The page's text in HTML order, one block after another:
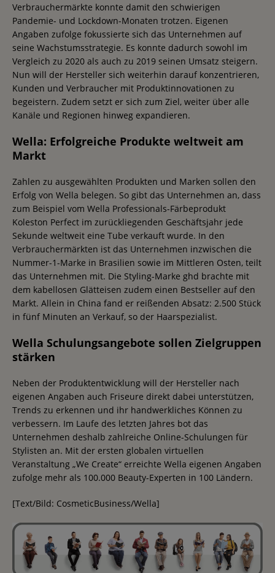
Verbrauchermärkte konnte damit den schwierigen
Pandemie- und Lockdown-Monaten trotzen. Eigenen
Angaben zufolge fokussierte sich das Unternehmen auf
seine Wachstumsstrategie. Es konnte dadurch sowohl im
Vergleich zu 2020 als auch zu 2019 seinen Umsatz steigern.
Nun will der Hersteller sich weiterhin darauf konzentrieren,
Kunden und Verbraucher mit Produktinnovationen zu
begeistern. Zudem setzt er sich zum Ziel, weiter über alle
Kanäle und Regionen hinweg expandieren.
Wella: Erfolgreiche Produkte weltweit am
Markt
Zahlen zu ausgewählten Produkten und Marken sollen den
Erfolg von Wella belegen. So gibt das Unternehmen an, dass
zum Beispiel vom Wella Professionals-Färbeprodukt
Koleston Perfect im zurückliegenden Geschäftsjahr jede
Sekunde weltweit eine Tube verkauft wurde. In den
Verbrauchermärkten ist das Unternehmen inzwischen die
Nummer-1-Marke in Brasilien sowie im Mittleren Osten, teilt
das Unternehmen mit. Die Styling-Marke ghd brachte mit
dem kabellosen Glätteisen zudem einen Bestseller auf den
Markt. Allein in China fand er reißenden Absatz: 2.500 Stück
in fünf Minuten an Verkauf, so der Haarspezialist.
Wella Schulungsangebote sollen Zielgruppen
stärken
Neben der Produktentwicklung will der Hersteller nach
eigenen Angaben auch Friseure direkt dabei unterstützen,
Trends zu erkennen und ihr handwerkliches Können zu
verbessern. Im Laufe des letzten Jahres bot das
Unternehmen deshalb zahlreiche Online-Schulungen für
Stylisten an. Mit der ersten globalen virtuellen
Veranstaltung „We Create“ erreichte Wella eigenen Angaben
zufolge mehr als 100.000 Beauty-Experten in 100 Ländern.
[Text/Bild: CosmeticBusiness/Wella]